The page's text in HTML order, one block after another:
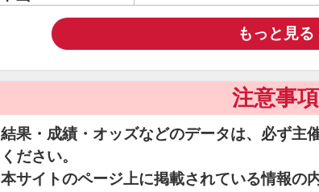
もっと見る
注意事項
結果・成績・オッズなどのデータは、必ず主
ください。
本サイトのページ上に掲載されている情報の